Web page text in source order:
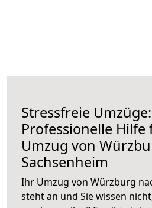
Stressfreie Umzüge:
Professionelle
Umzug von
Sachsenheim
Ihr Umzug von Würzburg
steht an und Sie wissen